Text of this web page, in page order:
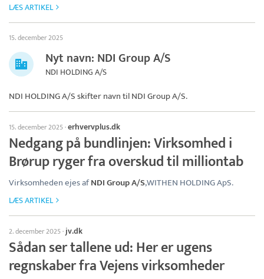
LÆS ARTIKEL
15. december 2025
Nyt navn: NDI Group A/S
NDI HOLDING A/S
NDI HOLDING A/S skifter navn tilNDI Group A/S.
15. december 2025·erhvervplus.dk
Nedgang på bundlinjen: Virksomhed i
Brørup ryger fra overskud til milliontab
Virksomheden ejes afNDI Group A/S,WITHEN HOLDING ApS.
LÆS ARTIKEL
2. december 2025·jv.dk
Sådan ser tallene ud: Her er ugens
regnskaber fra Vejens virksomheder